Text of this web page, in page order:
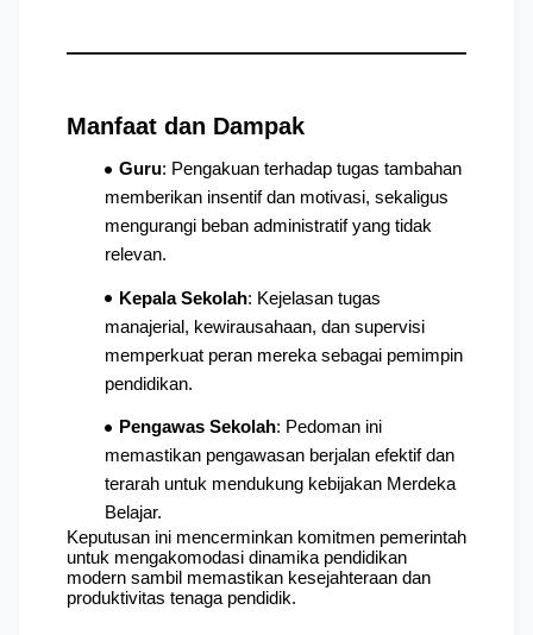
Manfaat dan Dampak
Guru: Pengakuan terhadap tugas tambahan
memberikan insentif dan motivasi, sekaligus
mengurangi beban administratif yang tidak
relevan.
Kepala Sekolah: Kejelasan tugas
manajerial, kewirausahaan, dan supervisi
memperkuat peran mereka sebagai pemimpin
pendidikan.
Pengawas Sekolah: Pedoman ini
memastikan pengawasan berjalan efektif dan
terarah untuk mendukung kebijakan Merdeka
Belajar.
Keputusan ini mencerminkan komitmen pemerintah
untuk mengakomodasi dinamika pendidikan
modern sambil memastikan kesejahteraan dan
produktivitas tenaga pendidik.